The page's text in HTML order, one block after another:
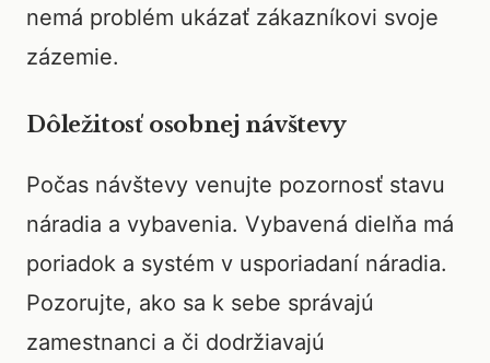
nemá problém ukázať zákazníkovi svoje
zázemie.
Dôležitosť osobnej návštevy
Počas návštevy venujte pozornosť stavu
náradia a vybavenia. Vybavená dielňa má
poriadok a systém v usporiadaní náradia.
Pozorujte, ako sa k sebe správajú
zamestnanci a či dodržiavajú